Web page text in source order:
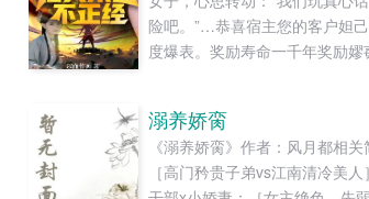
险吧。”…恭喜宿主您的客户妲
度爆表。奖励寿命一千年奖励嫪
己别走，我们再玩个天黑请闭眼！
……水浒、红楼、笑傲、历史、
视、小说中的人物的到来，江源
溺养娇脔
《溺养娇脔》作者：风月都相关
［高门矜贵子弟vs江南清冷美人